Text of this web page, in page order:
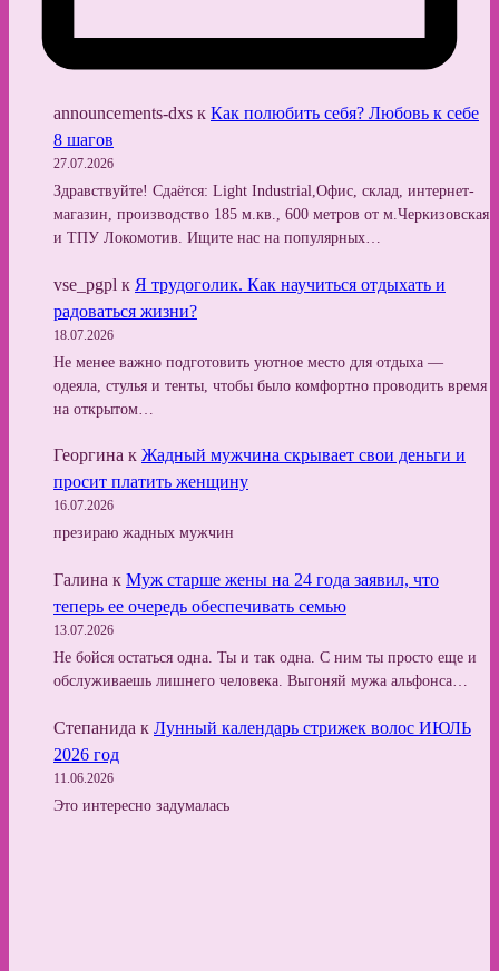
announcements-dxs к Как полюбить себя? Любовь к себе
8 шагов
27.07.2026
Здравствуйте! Сдаётся: Light Industrial,Офис, склад, интернет-
магазин, производство 185 м.кв., 600 метров от м.Черкизовская
и ТПУ Локомотив. Ищите нас на популярных…
vse_pgpl к Я трудоголик. Как научиться отдыхать и
радоваться жизни?
18.07.2026
Не менее важно подготовить уютное место для отдыха —
одеяла, стулья и тенты, чтобы было комфортно проводить время
на открытом…
Георгина к Жадный мужчина скрывает свои деньги и
просит платить женщину
16.07.2026
презираю жадных мужчин
Галина к Муж старше жены на 24 года заявил, что
теперь ее очередь обеспечивать семью
13.07.2026
Не бойся остаться одна. Ты и так одна. С ним ты просто еще и
обслуживаешь лишнего человека. Выгоняй мужа альфонса…
Степанида к Лунный календарь стрижек волос ИЮЛЬ
2026 год
11.06.2026
Это интересно задумалась